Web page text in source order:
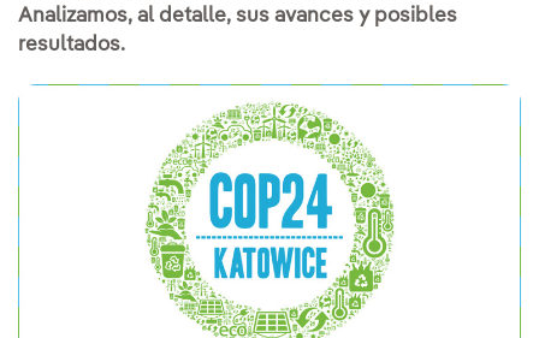
Analizamos, al detalle, sus avances y posibles
resultados.